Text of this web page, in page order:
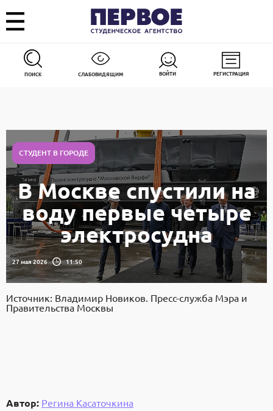
ПОИСК СЛАБОВИДЯЩИМ ВОЙТИ РЕГИСТРАЦИЯ
СТУДЕНТ В ГОРОДЕ
В Москве спустили на
воду первые четыре
электросудна
27 мая 2026 11:50
Источник: Владимир Новиков. Пресс-служба Мэра и
Правительства Москвы
Автор: Регина Касаточкина